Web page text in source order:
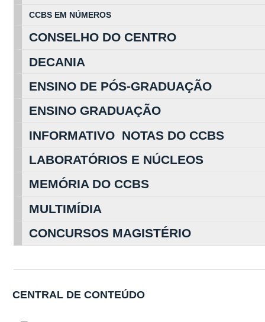
CCBS EM NÚMEROS
CONSELHO DO CENTRO
DECANIA
ENSINO DE PÓS-GRADUAÇÃO
ENSINO GRADUAÇÃO
INFORMATIVO NOTAS DO CCBS
LABORATÓRIOS E NÚCLEOS
MEMÓRIA DO CCBS
MULTIMÍDIA
CONCURSOS MAGISTÉRIO
CENTRAL DE CONTEÚDO